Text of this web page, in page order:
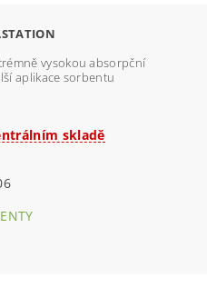
vysokou absorpční
aplikace sorbentu
skladě